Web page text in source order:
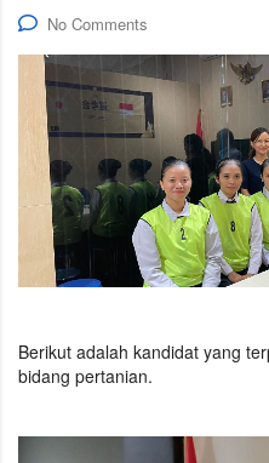
No Comments
Berikut adalah kandidat yang
bidang pertanian.